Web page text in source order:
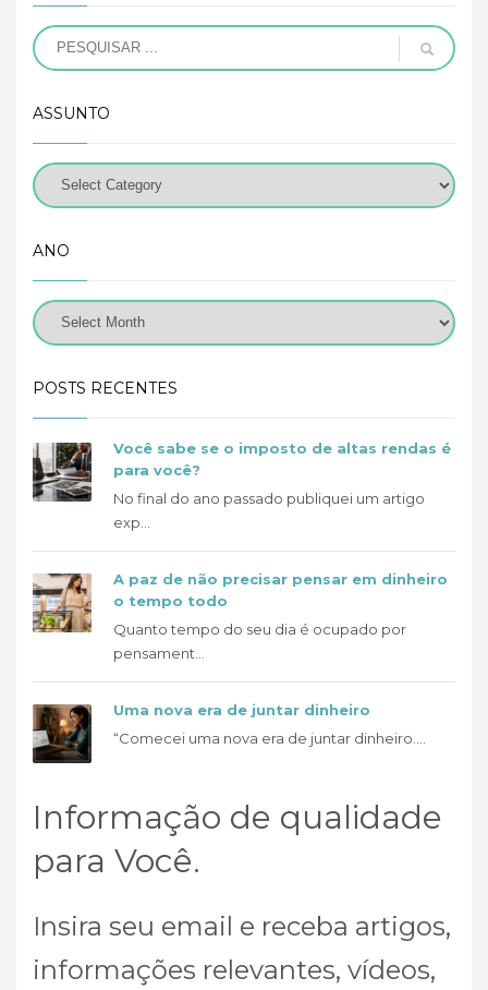
ASSUNTO
ANO
POSTS RECENTES
Você sabe se o imposto de altas rendas é
para você?
No final do ano passado publiquei um artigo
exp...
A paz de não precisar pensar em dinheiro
o tempo todo
Quanto tempo do seu dia é ocupado por
pensament...
Uma nova era de juntar dinheiro
“Comecei uma nova era de juntar dinheiro....
Informação de qualidade
para Você.
Insira seu email e receba artigos,
informações relevantes, vídeos,